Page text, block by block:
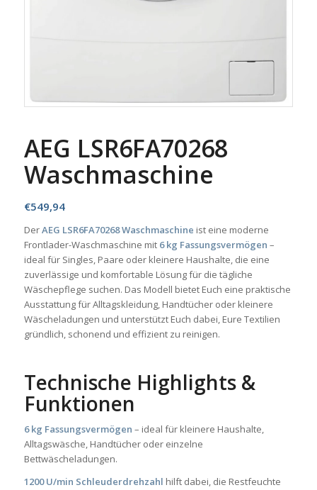
AEG LSR6FA70268
Waschmaschine
€549,94
DerAEG LSR6FA70268 Waschmaschine ist eine moderne
Frontlader-Waschmaschine mit 6 kg Fassungsvermögen –
ideal für Singles, Paare oder kleinere Haushalte, die eine
zuverlässige und komfortable Lösung für die tägliche
Wäschepflege suchen. Das Modell bietet Euch eine praktische
Ausstattung für Alltagskleidung, Handtücher oder kleinere
Wäscheladungen und unterstützt Euch dabei, Eure Textilien
gründlich, schonend und effizient zu reinigen.
Technische Highlights &
Funktionen
6 kg Fassungsvermögen – ideal für kleinere Haushalte,
Alltagswäsche, Handtücher oder einzelne
Bettwäscheladungen.
1200 U/min Schleuderdrehzahl hilft dabei, die Restfeuchte